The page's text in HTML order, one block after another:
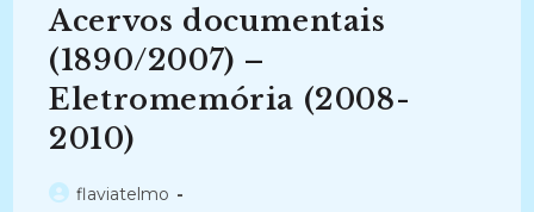
Acervos documentais
(1890/2007) –
Eletromemória (2008-
2010)
Autorflaviatelmo